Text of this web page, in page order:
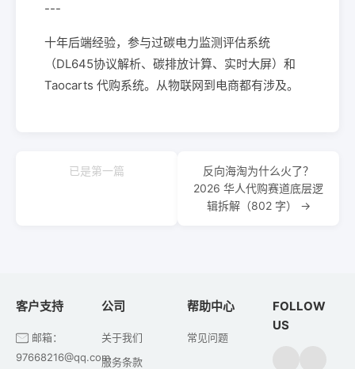
---
十年后端经验，参与过碳电力监测评估系统
（DL645协议解析、碳排放计算、实时大屏）和
Taocarts 代购系统。从物联网到电商都有涉及。
已是第一篇
反向海淘为什么火了？
2026 华人代购赛道底层逻
辑拆解（802 字） →
客户支持
邮箱：
97668216@qq.com
公司
关于我们
服务条款
帮助中心
常见问题
FOLLOW
US